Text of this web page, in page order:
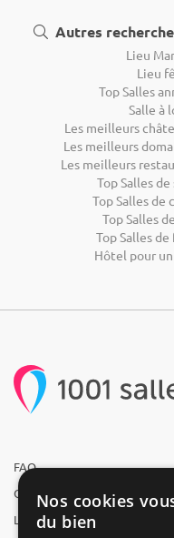
Autres
Lieu
Lieu
Top Salles
Salle à
Les meilleurs
Les meilleurs
Les meilleurs
Top Salles
Top Salles de
Top Salles
Top Salles
Hôtel pour
FAQ
Qui sommes-nous ?
L'équipe
Nos cookies
du bien